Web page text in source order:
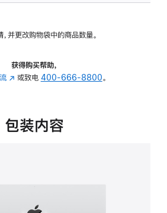
并更改购物袋中的商品数量。
获得购买帮助，
(在
中
或致电 400-666-8800。
包装内容